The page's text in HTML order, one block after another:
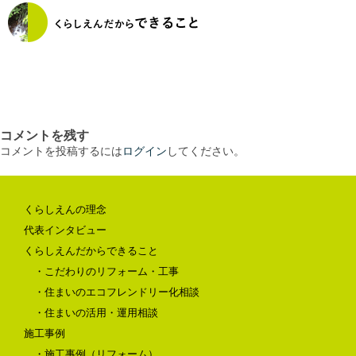
コメントを残す
コメントを投稿するにはログイン してください。
くらしえんの理念
代表インタビュー
くらしえんだからできること
・こだわりのリフォーム・工事
・住まいのエコフレンドリー化相談
・住まいの活用・運用相談
施工事例